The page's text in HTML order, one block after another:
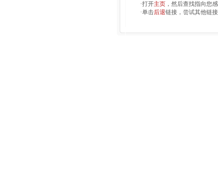
·打开主页 ，然后查找指向您
·单击后退链接，尝试其他链